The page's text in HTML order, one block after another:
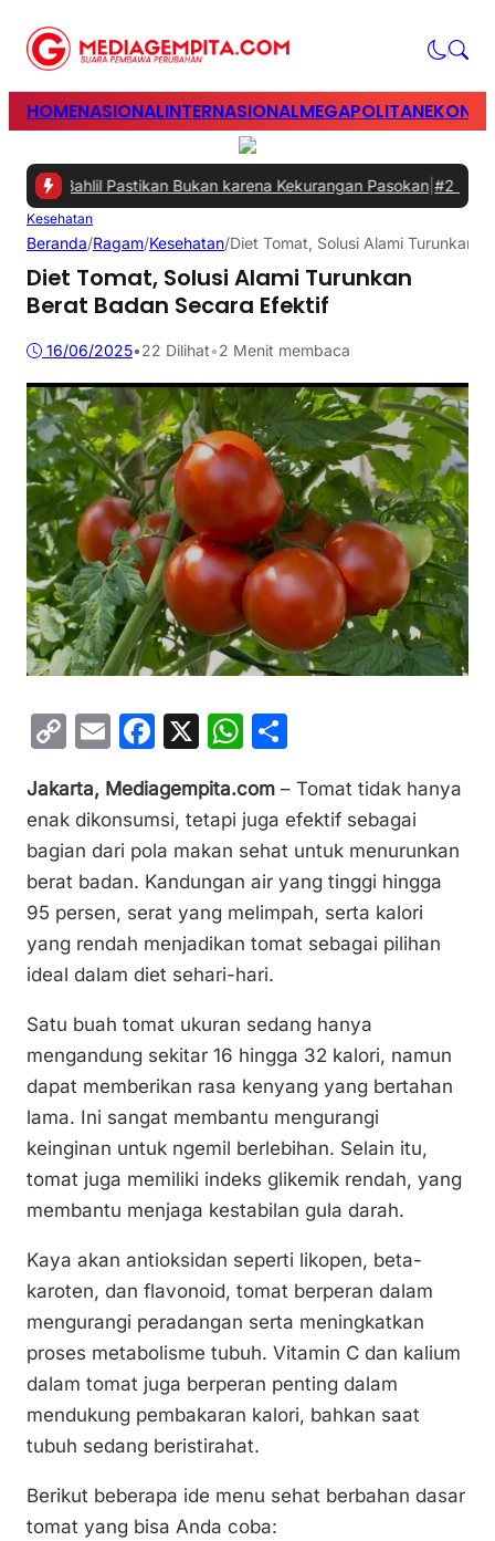
HOMENASIONALINTERNASIONALMEGAPOLITAN
Bahlil Pastikan Bukan karena Kekurangan Pasokan|#2 -Perkuat
Kesehatan
Beranda/Ragam/Kesehatan/Diet Tomat, Solusi Alami Turunkan
Diet Tomat, Solusi Alami Turunkan
Berat Badan Secara Efektif
16/06/2025•22 Dilihat•2 Menit membaca
C
p
y
Li
n
k
E
ai
l
F
c
e
b
o
o
k
X
W
at
s
A
p
p
ar
e
Jakarta, Mediagempita.com – Tomat tidak hanya
enak dikonsumsi, tetapi juga efektif sebagai
bagian dari pola makan sehat untuk menurunkan
berat badan. Kandungan air yang tinggi hingga
95 persen, serat yang melimpah, serta kalori
yang rendah menjadikan tomat sebagai pilihan
ideal dalam diet sehari-hari.
Satu buah tomat ukuran sedang hanya
mengandung sekitar 16 hingga 32 kalori, namun
dapat memberikan rasa kenyang yang bertahan
lama. Ini sangat membantu mengurangi
keinginan untuk ngemil berlebihan. Selain itu,
tomat juga memiliki indeks glikemik rendah, yang
membantu menjaga kestabilan gula darah.
Kaya akan antioksidan seperti likopen, beta-
karoten, dan flavonoid, tomat berperan dalam
mengurangi peradangan serta meningkatkan
proses metabolisme tubuh. Vitamin C dan kalium
dalam tomat juga berperan penting dalam
mendukung pembakaran kalori, bahkan saat
tubuh sedang beristirahat.
Berikut beberapa ide menu sehat berbahan dasar
tomat yang bisa Anda coba: